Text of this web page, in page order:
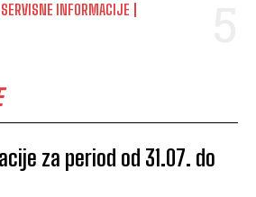
SERVISNE INFORMACIJE
za period od 31.07. do